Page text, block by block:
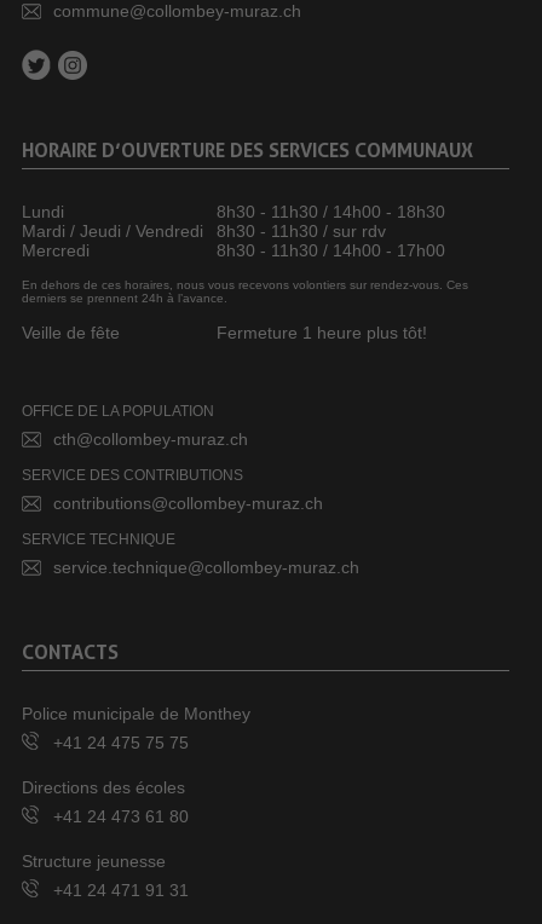
commune@collombey-muraz.ch
HORAIRE D’OUVERTURE DES SERVICES COMMUNAUX
Lundi
8h30 - 11h30 / 14h00 - 18h30
Mardi / Jeudi / Vendredi
8h30 - 11h30 / sur rdv
Mercredi
8h30 - 11h30 / 14h00 - 17h00
En dehors de ces horaires, nous vous recevons volontiers sur rendez-vous. Ces
derniers se prennent 24h à l’avance.
Veille de fête Fermeture 1 heure plus tôt!
OFFICE DE LA POPULATION
cth@collombey-muraz.ch
SERVICE DES CONTRIBUTIONS
contributions@collombey-muraz.ch
SERVICE TECHNIQUE
service.technique@collombey-muraz.ch
CONTACTS
Police municipale de Monthey
+41 24 475 75 75
Directions des écoles
+41 24 473 61 80
Structure jeunesse
+41 24 471 91 31